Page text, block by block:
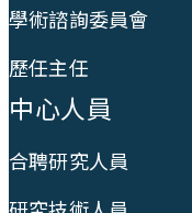
學術諮詢委員會
歷任主任
中心人員
合聘研究人員